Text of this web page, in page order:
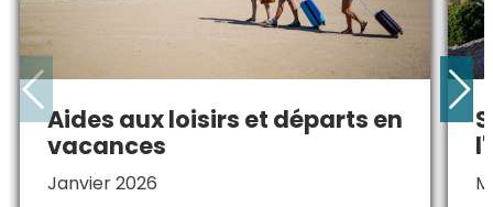
Aides aux loisirs et départs en
vacances
Janvier 2026